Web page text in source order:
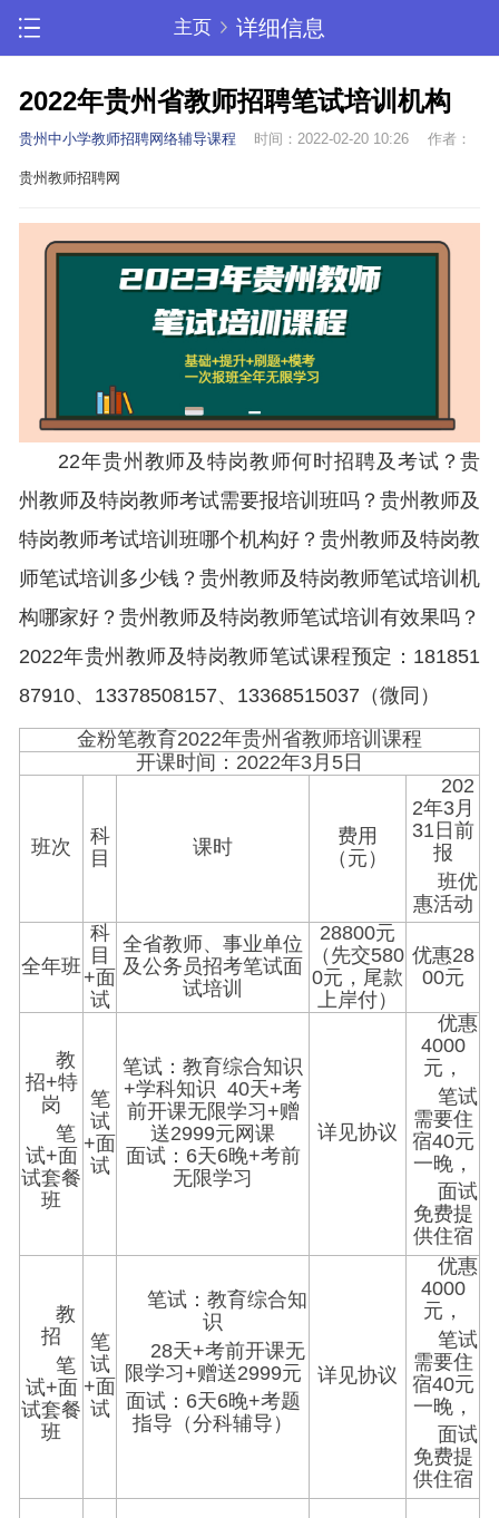
主页 详细信息
2022年贵州省教师招聘笔试培训机构
贵州中小学教师招聘网络辅导课程 时间：2022-02-20 10:26 作者：
贵州教师招聘网
22年贵州教师及特岗教师何时招聘及考试？贵
州教师及特岗教师考试需要报培训班吗？贵州教师及
特岗教师考试培训班哪个机构好？贵州教师及特岗教
师笔试培训多少钱？贵州教师及特岗教师笔试培训机
构哪家好？贵州教师及特岗教师笔试培训有效果吗？
2022年贵州教师及特岗教师笔试课程预定：181851
87910、13378508157、13368515037（微同）
金粉笔教育2022年贵州省教师培训课程
开课时间：2022年3月5日
班次
科
目
课时
费用
（元）
202
2年3月
31日前
报
班优
惠活动
全年班
科
目
+面
试
全省教师、事业单位
及公务员招考笔试面
试培训
28800元
（先交580
0元，尾款
上岸付）
优惠28
00元
教
招+特
岗
笔
试+面
试套餐
班
笔
试
+面
试
笔试：教育综合知识
+学科知识 40天+考
前开课无限学习+赠
送2999元网课
面试：6天6晚+考前
无限学习
详见协议
优惠
4000
元，
笔试
需要住
宿40元
一晚，
面试
免费提
供住宿
教
招
笔
试+面
试套餐
班
笔
试
+面
试
笔试：教育综合知
识
28天+考前开课无
限学习+赠送2999元
面试：6天6晚+考题
指导（分科辅导）
详见协议
优惠
4000
元，
笔试
需要住
宿40元
一晚，
面试
免费提
供住宿